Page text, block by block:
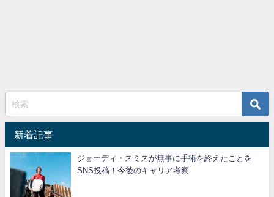
新着記事
ジョーディ・スミスが無事に手術を終えたことを
SNS投稿！今後のキャリア考察